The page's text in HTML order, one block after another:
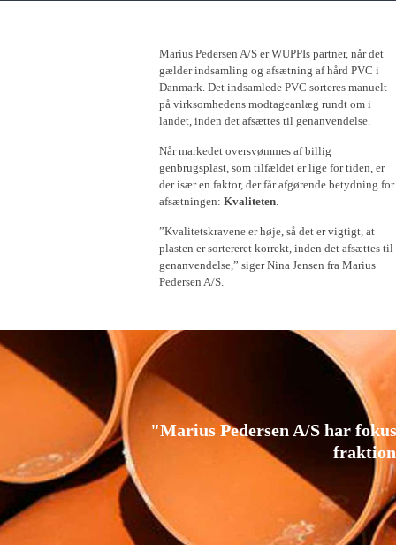
Marius Pedersen A/S er WUPPIs partner, når det
gælder indsamling og afsætning af hård PVC i
Danmark. Det indsamlede PVC sorteres manuelt
på virksomhedens modtageanlæg rundt om i
landet, inden det afsættes til genanvendelse.
Når markedet oversvømmes af billig
genbrugsplast, som tilfældet er lige for tiden, er
der især en faktor, der får afgørende betydning for
afsætningen: Kvaliteten.
”Kvalitetskravene er høje, så det er vigtigt, at
plasten er sortereret korrekt, inden det afsættes til
genanvendelse,” siger Nina Jensen fra Marius
Pedersen A/S.
"Marius Pedersen A/S har